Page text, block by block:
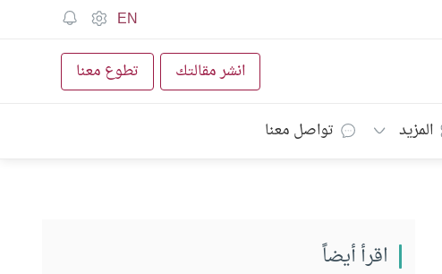
EN
انشر مقالتك تطوع معنا
المزيد تواصل معنا
اقرأ أيضاً